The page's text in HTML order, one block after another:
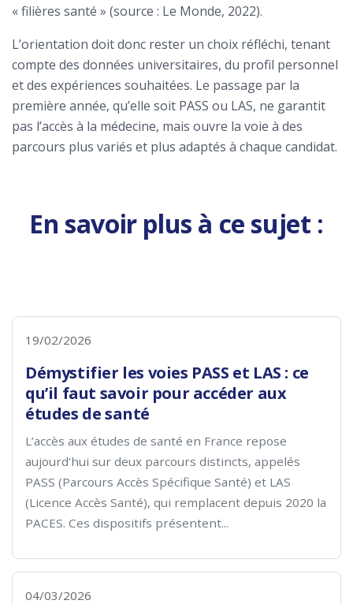
« filières santé » (source : Le Monde, 2022).
L’orientation doit donc rester un choix réfléchi, tenant
compte des données universitaires, du profil personnel
et des expériences souhaitées. Le passage par la
première année, qu’elle soit PASS ou LAS, ne garantit
pas l’accès à la médecine, mais ouvre la voie à des
parcours plus variés et plus adaptés à chaque candidat.
En savoir plus à ce sujet :
19/02/2026
Démystifier les voies PASS et LAS : ce
qu’il faut savoir pour accéder aux
études de santé
L’accès aux études de santé en France repose
aujourd’hui sur deux parcours distincts, appelés
PASS (Parcours Accès Spécifique Santé) et LAS
(Licence Accès Santé), qui remplacent depuis 2020 la
PACES. Ces dispositifs présentent...
04/03/2026